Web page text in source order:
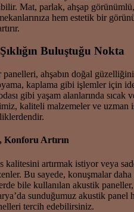
Mat, parlak, ahşap
hem estetik bir
Buluştuğu Nokta
ahşabın doğal
kaplama gibi işlemler için
gibi yaşam alanlarında
kaliteli malzemeler ve uzman
Konforu Artırın
kalitesini artırmak istiyor veya
Bu sayede, konuşmalar
bile kullanılan akustik
sunduğumuz akustik panel
tercih edebilirsiniz.